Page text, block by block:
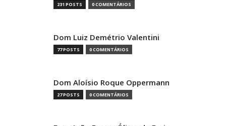
231 POSTS 0 COMENTÁRIOS
Dom Luiz Demétrio Valentini
77 POSTS 0 COMENTÁRIOS
Dom Aloísio Roque Oppermann
27 POSTS 0 COMENTÁRIOS